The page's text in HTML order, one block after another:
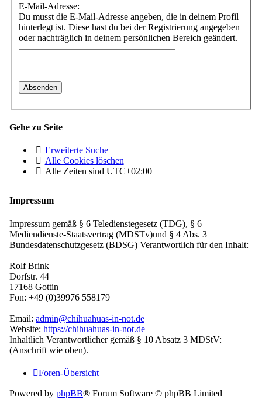
E-Mail-Adresse:
Du musst die E-Mail-Adresse angeben, die in deinem Profil
hinterlegt ist. Diese hast du bei der Registrierung angegeben
oder nachträglich in deinem persönlichen Bereich geändert.
Gehe zu Seite
Erweiterte Suche
Alle Cookies löschen
Alle Zeiten sind UTC+02:00
Impressum
Impressum gemäß § 6 Teledienstegesetz (TDG), § 6
Mediendienste-Staatsvertrag (MDSTv)und § 4 Abs. 3
Bundesdatenschutzgesetz (BDSG) Verantwortlich für den Inhalt:
Rolf Brink
Dorfstr. 44
17168 Gottin
Fon: +49 (0)39976 558179
Email: admin@chihuahuas-in-not.de
Website: https://chihuahuas-in-not.de
Inhaltlich Verantwortlicher gemäß § 10 Absatz 3 MDStV:
(Anschrift wie oben).
Foren-Übersicht
Powered by phpBB® Forum Software © phpBB Limited